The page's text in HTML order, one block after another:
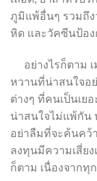
ภูมิแพ้อื่นๆ รวมถึง
หิด และวัคซีนป้อ
อย่างไรก็ตาม เ
หวานที่น่าสนใจอ
ต่างๆ ที่คนเป็นเย
น่าสนใจไม่แพ้กัน
อย่าลืมที่จะค้นคว้
ลงทุนมีความเสี่ยง
ก็ตาม เนื่องจากทุ